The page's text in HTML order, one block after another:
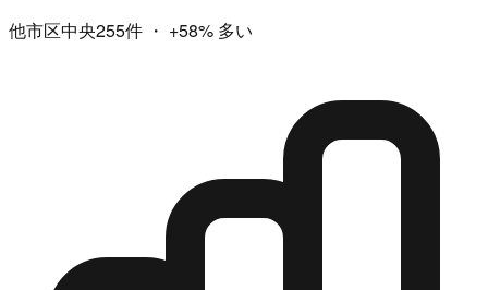
他市区中央255件 ・ +58% 多い